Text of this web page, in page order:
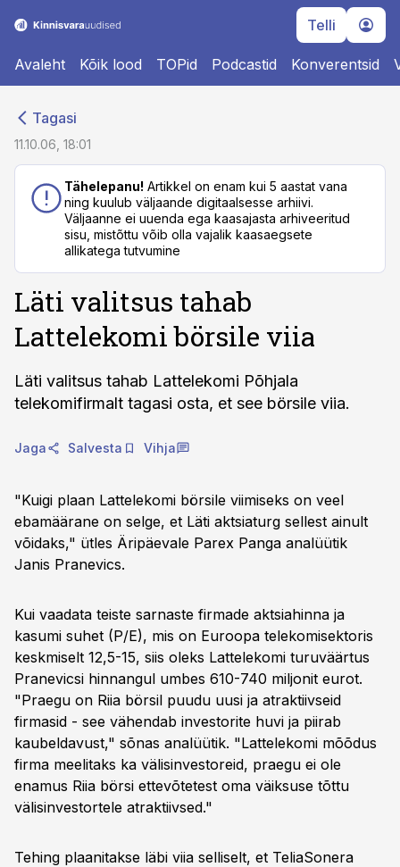
Telli
Avaleht Kõik lood TOPid Podcastid Konverentsid
Tagasi
11.10.06, 18:01
Tähelepanu! Artikkel on enam kui 5 aastat vana
ning kuulub väljaande digitaalsesse arhiivi.
Väljaanne ei uuenda ega kaasajasta arhiveeritud
sisu, mistõttu võib olla vajalik kaasaegsete
allikatega tutvumine
Läti valitsus tahab
Lattelekomi börsile viia
Läti valitsus tahab Lattelekomi Põhjala
telekomifirmalt tagasi osta, et see börsile viia.
Jaga Salvesta Vihja
"Kuigi plaan Lattelekomi börsile viimiseks on veel
ebamäärane on selge, et Läti aktsiaturg sellest ainult
võidaks," ütles Äripäevale Parex Panga analüütik
Janis Pranevics.
Kui vaadata teiste sarnaste firmade aktsiahinna ja
kasumi suhet (P/E), mis on Euroopa telekomisektoris
keskmiselt 12,5-15, siis oleks Lattelekomi turuväärtus
Pranevicsi hinnangul umbes 610-740 miljonit eurot.
"Praegu on Riia börsil puudu uusi ja atraktiivseid
firmasid - see vähendab investorite huvi ja piirab
kaubeldavust," sõnas analüütik. "Lattelekomi mõõdus
firma meelitaks ka välisinvestoreid, praegu ei ole
enamus Riia börsi ettevõtetest oma väiksuse tõttu
välisinvestortele atraktiivsed."
Tehing plaanitakse läbi viia selliselt, et TeliaSonera